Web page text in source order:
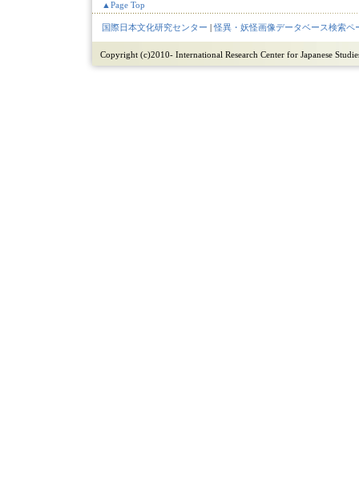
▲Page Top
国際日本文化研究センター |怪異・妖怪画像データベース検索ペ
Copyright (c)2010- International Research Center for Japanese